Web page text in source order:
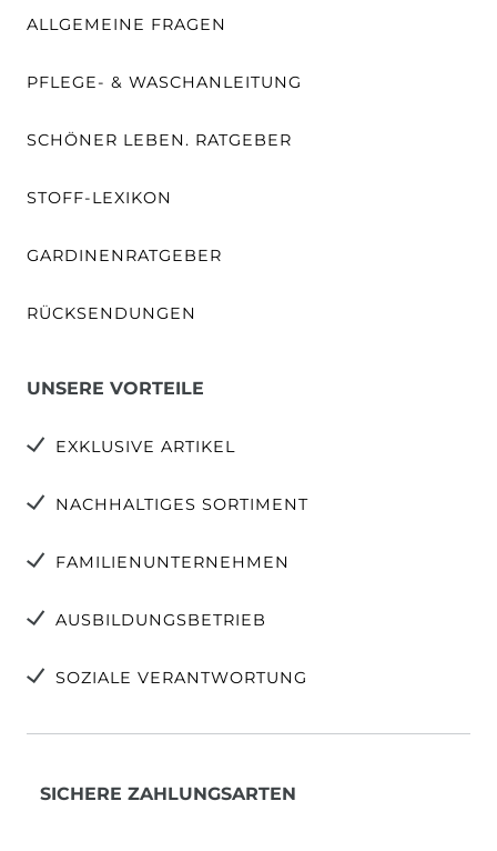
ALLGEMEINE FRAGEN
PFLEGE- & WASCHANLEITUNG
SCHÖNER LEBEN. RATGEBER
STOFF-LEXIKON
GARDINENRATGEBER
RÜCKSENDUNGEN
UNSERE VORTEILE
EXKLUSIVE ARTIKEL
NACHHALTIGES SORTIMENT
FAMILIENUNTERNEHMEN
AUSBILDUNGSBETRIEB
SOZIALE VERANTWORTUNG
SICHERE ZAHLUNGSARTEN